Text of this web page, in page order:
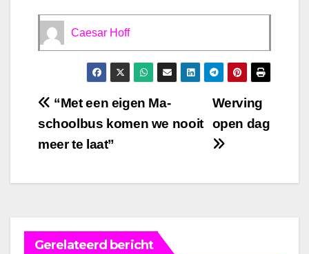
Caesar Hoff
Bericht
navigatie
Werving
open dag
“Met een eigen Ma-
schoolbus komen we nooit
meer te laat”
Gerelateerd bericht